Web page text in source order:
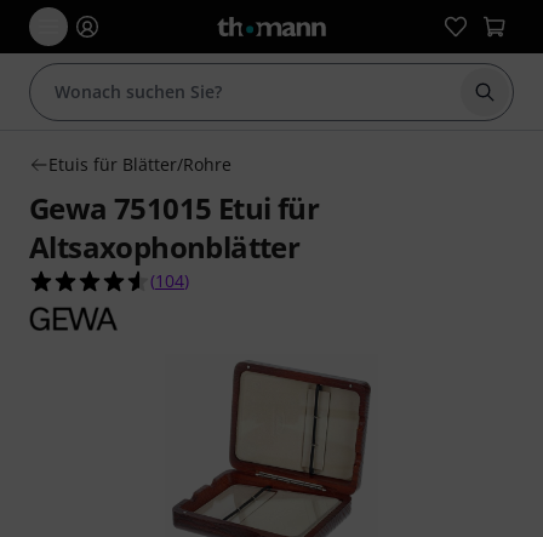
Suche
Etuis für Blätter/Rohre
Gewa 751015 Etui für
Altsaxophonblätter
4.6 von 5 Sternen aus 104 Kundenbewertungen
(104)